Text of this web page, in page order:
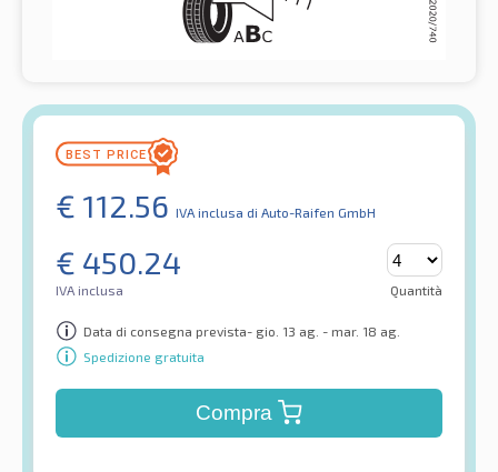
€ 112.56 IVA inclusa di Auto-Raifen GmbH
€ 450.24
IVA inclusa Quantità
Data di consegna prevista- gio. 13 ag. - mar. 18 ag.
Spedizione gratuita
Compra